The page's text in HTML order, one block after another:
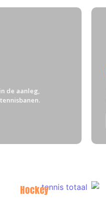
banen
& Renovatie
Lees meer
de aanleg,
Hockey